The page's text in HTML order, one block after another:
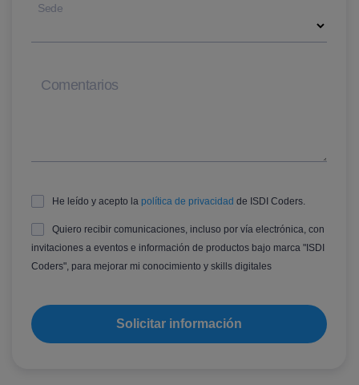
Sede
Comentarios
He leído y acepto la política de privacidad de ISDI Coders.
Quiero recibir comunicaciones, incluso por vía electrónica, con
invitaciones a eventos e información de productos bajo marca "ISDI
Coders", para mejorar mi conocimiento y skills digitales